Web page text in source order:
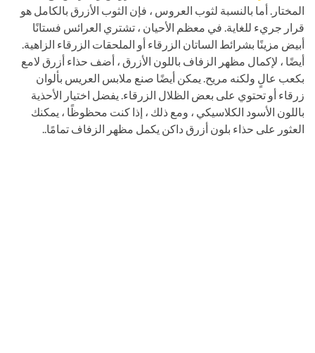
المختار. أما بالنسبة لثوب العروس ، فإن الثوب الأزرق بالكامل هو
قرار جريء للغاية. في معظم الأحيان ، تشتري العرائس فستانًا
أبيض مزينًا بشرائط الساتان الزرقاء أو الملحقات الزرقاء الزاهية.
أيضًا ، لإكمال مظهر الزفاف باللون الأزرق ، أضف حذاء أزرق لامع
بكعب عالٍ ولكنه مريح. يمكن أيضًا صنع ملابس العريس بألوان
زرقاء أو تحتوي على بعض الظلال الزرقاء. يفضل اختيار الأحذية
باللون الأسود الكلاسيكي ، ومع ذلك ، إذا كنت محظوظًا ، يمكنك
العثور على حذاء بلون أزرق داكن يكمل مظهر الزفاف تمامًا..